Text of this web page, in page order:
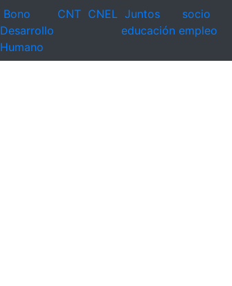
Bono
Desarrollo
Humano
CNT CNEL Juntos
educación
socio
empleo